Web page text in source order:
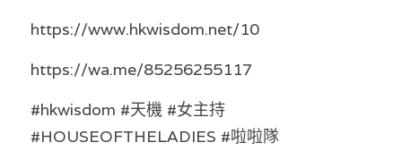
https://www.hkwisdom.net/10
https://wa.me/85256255117
#hkwisdom #天機 #女主持
#HOUSEOFTHELADIES #啦啦隊